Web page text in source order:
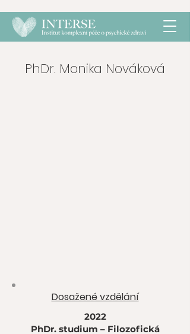
PhDr. Monika Nováková
Dosažené vzdělání
2022
PhDr. studium – Filozofická